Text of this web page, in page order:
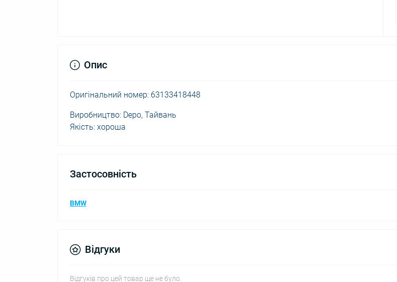
Опис
Оригінальний номер: 63133418448
Виробництво: Depo, Тайвань
Якість: хороша
Застосовність
BMW
Відгуки
Відгуків про цей товар ще не було.